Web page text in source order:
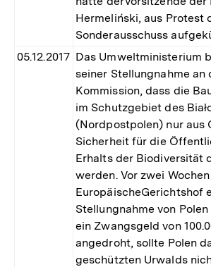
Hermeliński, aus Protest
Sonderausschuss
05.12.2017 Das Umweltministerium
seiner Stellungnahme an
Kommission, dass die
im Schutzgebiet des
(Nordpostpolen) nur aus
Sicherheit für die
Erhalts der Biodiversität
werden. Vor zwei
EuropäischeGerichtshof
Stellungnahme von
ein Zwangsgeld von
angedroht, sollte Polen
geschützten Urwalds